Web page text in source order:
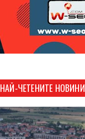
НАЙ-ЧЕТЕНИТЕ НОВИНИ